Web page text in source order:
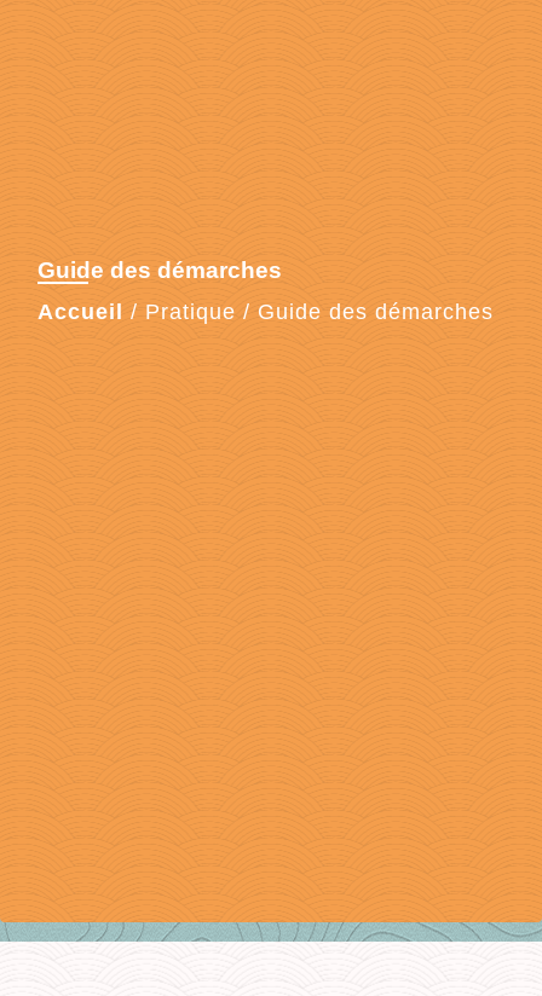
Guide des démarches
Accueil / Pratique / Guide des démarches